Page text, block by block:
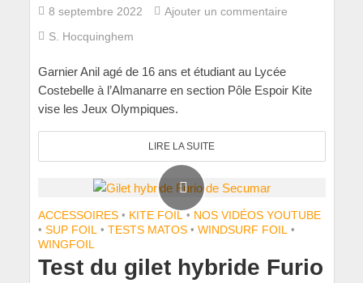
8 septembre 2022
Ajouter un commentaire
S. Hocquinghem
Garnier Anil agé de 16 ans et étudiant au Lycée
Costebelle à l’Almanarre en section Pôle Espoir Kite
vise les Jeux Olympiques.
LIRE LA SUITE
ACCESSOIRES • KITE FOIL • NOS VIDÉOS YOUTUBE
• SUP FOIL • TESTS MATOS • WINDSURF FOIL •
WINGFOIL
Test du gilet hybride Furio